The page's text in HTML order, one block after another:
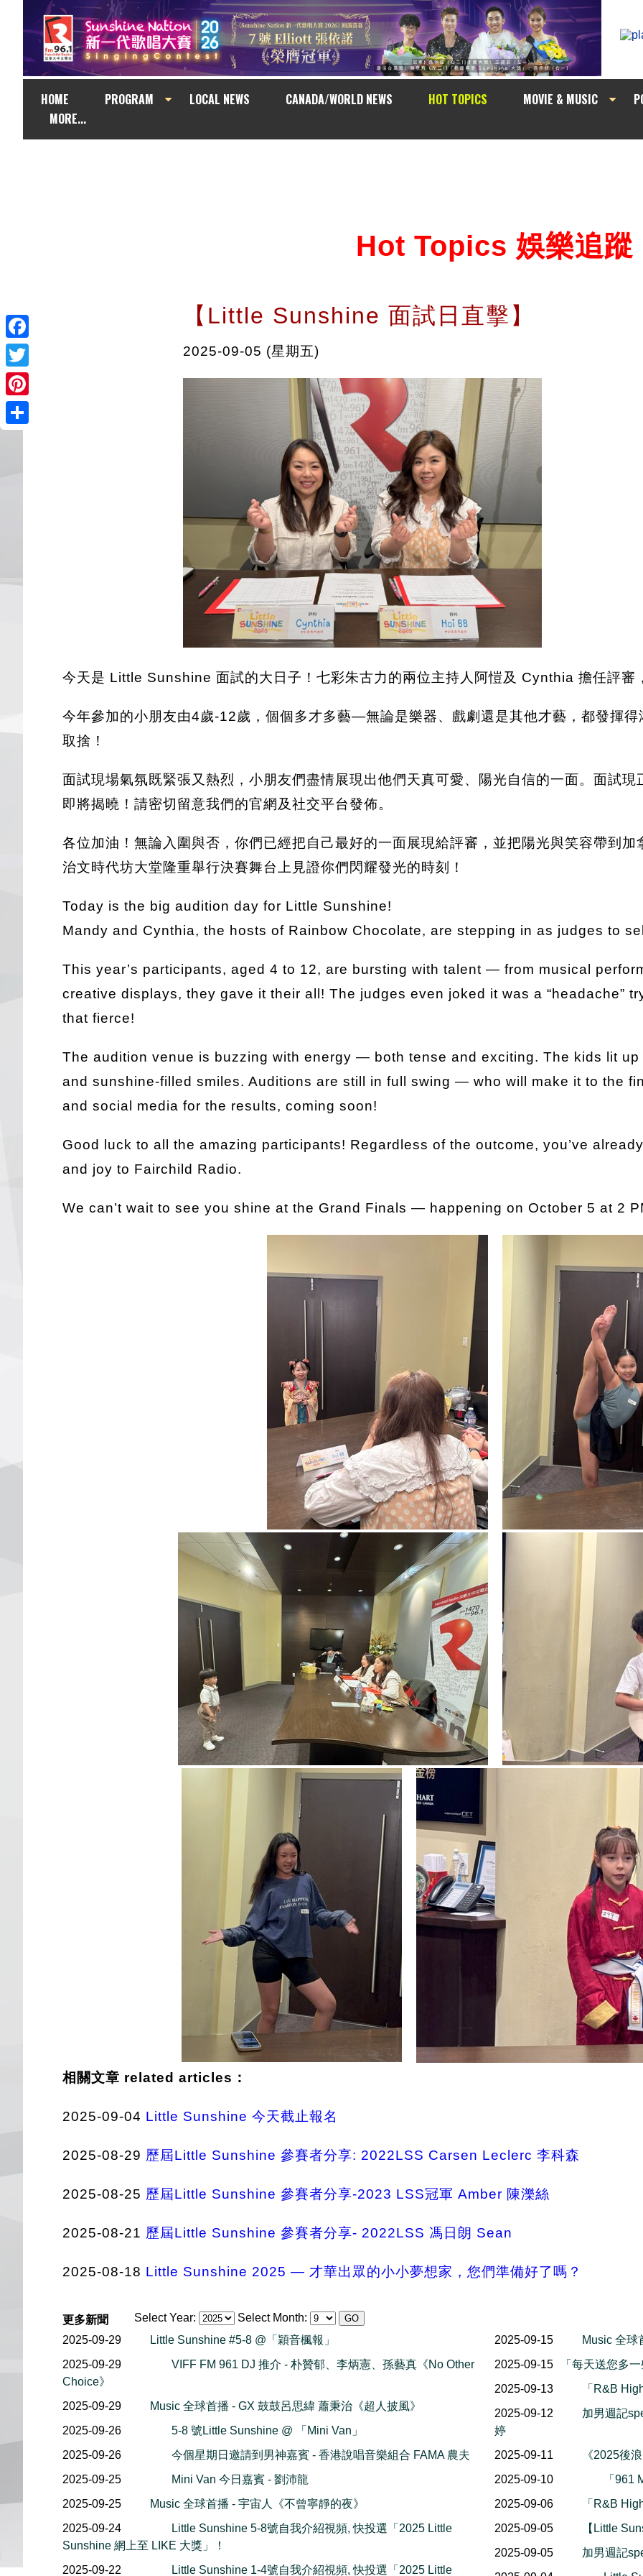
HOME PROGRAM LOCAL NEWS CANADA/WORLD NEWS HOT TOPICS MOVIE & MUSIC
MORE...
Facebook
Twitter
Pinterest
Hot Topics 娛樂追蹤
【Little Sunshine 面試日直擊】
2025-09-05 (星期五)
今天是 Little Sunshine 面試的大日子！七彩朱古力的兩位主持人阿愷及 Cynthia 擔任評審
今年參加的小朋友由4歲-12歲，個個多才多藝—無論是樂器、戲劇還是其他才藝，都發揮
取捨！
面試現場氣氛既緊張又熱烈，小朋友們盡情展現出他們天真可愛、陽光自信的一面。面試
即將揭曉！請密切留意我們的官網及社交平台發佈。
各位加油！無論入圍與否，你們已經把自己最好的一面展現給評審，並把陽光與笑容帶到
治文時代坊大堂隆重舉行決賽舞台上見證你們閃耀發光的時刻！
Today is the big audition day for Little Sunshine!
Mandy and Cynthia, the hosts of Rainbow Chocolate, are stepping in as judges to
This year’s participants, aged 4 to 12, are bursting with talent — from musical
creative displays, they gave it their all! The judges even joked it was a “headache”
that fierce!
The audition venue is buzzing with energy — both tense and exciting. The kids lit
and sunshine-filled smiles. Auditions are still in full swing — who will make it to the
and social media for the results, coming soon!
Good luck to all the amazing participants! Regardless of the outcome, you’ve
and joy to Fairchild Radio.
We can’t wait to see you shine at the Grand Finals — happening on October 5 at 2
相關文章 related articles：
2025-09-04 Little Sunshine 今天截止報名
2025-08-29 歷屆Little Sunshine 參賽者分享: 2022LSS Carsen Leclerc 李科森
2025-08-25 歷屆Little Sunshine 參賽者分享-2023 LSS冠軍 Amber 陳濼絲
2025-08-21 歷屆Little Sunshine 參賽者分享- 2022LSS 馮日朗 Sean
2025-08-18 Little Sunshine 2025 — 才華出眾的小小夢想家，您們準備好了嗎？
Select Year: Select Month:
更多新聞
2025-09-29
Little Sunshine #5-8 @「穎音楓報」
2025-09-29
VIFF FM 961 DJ 推介 - 朴贊郁、李炳憲、孫藝真《No Other
Choice》
2025-09-29
Music 全球首播 - GX 鼓鼓呂思緯 蕭秉治《超人披風》
2025-09-26
5-8 號Little Sunshine @ 「Mini Van」
2025-09-26
今個星期日邀請到男神嘉賓 - 香港說唱音樂組合 FAMA 農夫
2025-09-25
Mini Van 今日嘉賓 - 劉沛龍
2025-09-25
Music 全球首播 - 宇宙人《不曾寧靜的夜》
2025-09-24
Little Sunshine 5-8號自我介紹視頻, 快投選「2025 Little
Sunshine 網上至 LIKE 大獎」！
2025-09-22
Little Sunshine 1-4號自我介紹視頻, 快投選「2025 Little
2025-09-15
Music 全球
2025-09-15
「每天送您多
2025-09-13
「R&B
2025-09-12
加男週記
婷
2025-09-11
《2025後
2025-09-10
「961
2025-09-06
「R&B
2025-09-05
【Little
2025-09-05
加男週記